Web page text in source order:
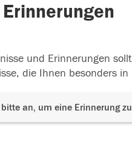
Erinnerungen
und Erinnerungen
die Ihnen besonders
an, um eine Erinnerung